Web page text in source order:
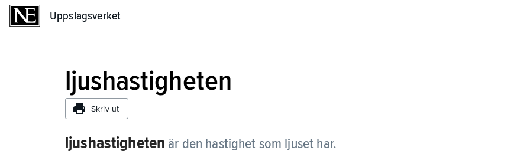
Uppslagsverket
ljushastigheten
Skriv ut
ljushastigheten är den hastighet som ljuset har.